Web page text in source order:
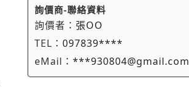
詢價商-聯絡資料
詢價者： 張OO
TEL：097839****
eMail：***930804@gmail.com